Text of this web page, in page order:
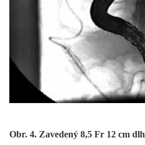
Obr. 4. Zavedený 8,5 Fr 12 cm